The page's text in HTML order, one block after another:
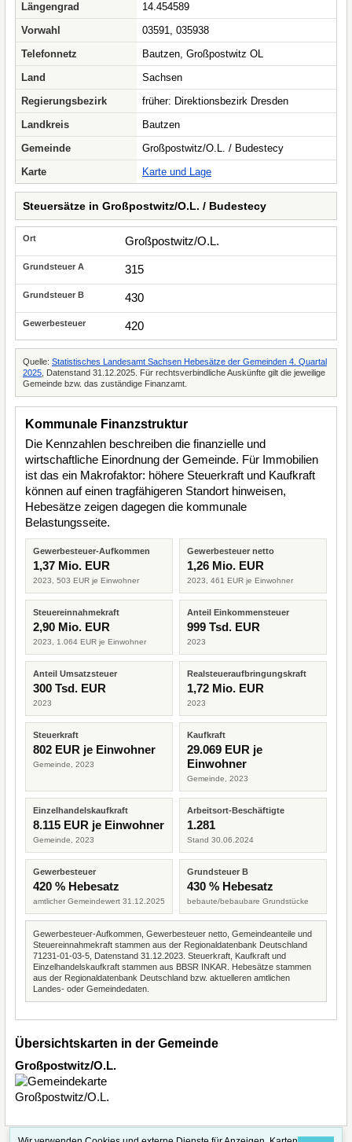
Längengrad
14.454589
Vorwahl
03591, 035938
Telefonnetz
Bautzen, Großpostwitz OL
Land
Sachsen
Regierungsbezirk
früher: Direktionsbezirk Dresden
Landkreis
Bautzen
Gemeinde
Großpostwitz/O.L. / Budestecy
Karte
Karte und Lage
Steuersätze in Großpostwitz/O.L. / Budestecy
Großpostwitz/O.L.
315
430
420
Quelle: Statistisches Landesamt Sachsen Hebesätze der Gemeinden 4. Quartal
2025 , Datenstand 31.12.2025. Für rechtsverbindliche Auskünfte gilt die jeweilige
Gemeinde bzw. das zuständige Finanzamt.
Kommunale Finanzstruktur
Die Kennzahlen beschreiben die finanzielle und
wirtschaftliche Einordnung der Gemeinde. Für Immobilien
ist das ein Makrofaktor: höhere Steuerkraft und Kaufkraft
können auf einen tragfähigeren Standort hinweisen,
Hebesätze zeigen dagegen die kommunale
Belastungsseite.
Gewerbesteuer-Aufkommen
1,37 Mio. EUR
2023, 503 EUR je Einwohner
Gewerbesteuer netto
1,26 Mio. EUR
2023, 461 EUR je Einwohner
Steuereinnahmekraft
2,90 Mio. EUR
2023, 1.064 EUR je Einwohner
Anteil Einkommensteuer
999 Tsd. EUR
2023
Anteil Umsatzsteuer
300 Tsd. EUR
2023
Realsteueraufbringungskraft
1,72 Mio. EUR
2023
Steuerkraft
802 EUR je Einwohner
Gemeinde, 2023
Kaufkraft
29.069 EUR je
Einwohner
Gemeinde, 2023
Einzelhandelskaufkraft
8.115 EUR je Einwohner
Gemeinde, 2023
Arbeitsort-Beschäftigte
1.281
Stand 30.06.2024
Gewerbesteuer
420 % Hebesatz
amtlicher Gemeindewert 31.12.2025
Grundsteuer B
430 % Hebesatz
bebaute/bebaubare Grundstücke
Gewerbesteuer-Aufkommen, Gewerbesteuer netto, Gemeindeanteile und
Steuereinnahmekraft stammen aus der Regionaldatenbank Deutschland
71231-01-03-5, Datenstand 31.12.2023. Steuerkraft, Kaufkraft und
Einzelhandelskaufkraft stammen aus BBSR INKAR. Hebesätze stammen
aus der Regionaldatenbank Deutschland bzw. aktuelleren amtlichen
Landes- oder Gemeindedaten.
Übersichtskarten in der Gemeinde
Großpostwitz/O.L.